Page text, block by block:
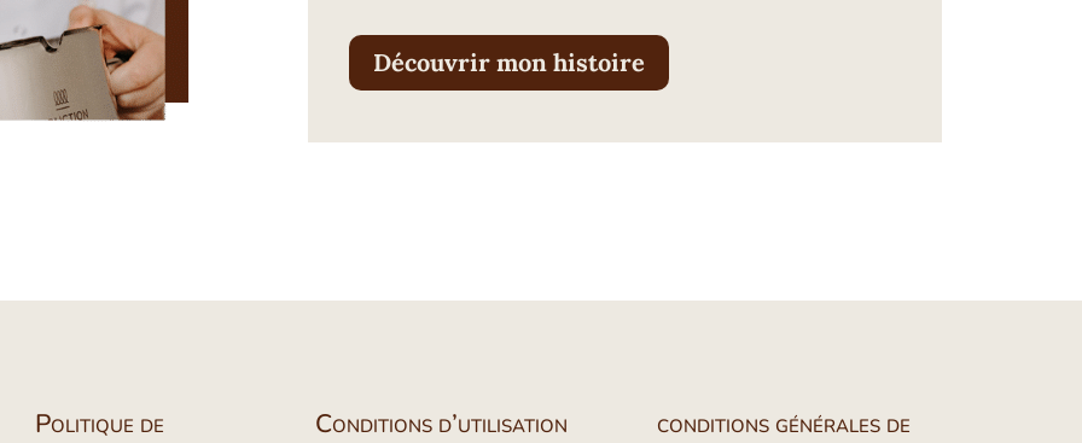
Découvrir mon histoire
Politique de
Conditions d’utilisation
conditions générales de